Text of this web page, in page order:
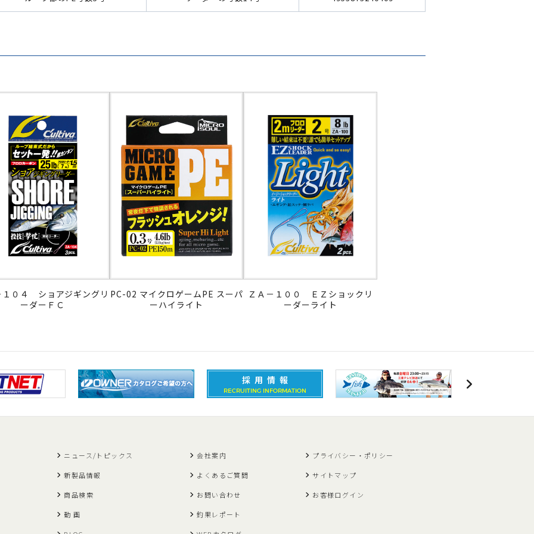
１０４ ショアジギングリ
ーダーＦＣ
PC-02 マイクロゲームPE スーパ
ーハイライト
ＺＡ－１００ ＥＺショックリ
ーダーライト
ニュース/トピックス
新製品情報
商品検索
動 画
会社案内
よくあるご質問
お問い合わせ
釣果レポート
プライバシー・ポリシー
サイトマップ
お客様ログイン